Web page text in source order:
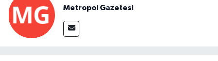
Metropol Gazetesi